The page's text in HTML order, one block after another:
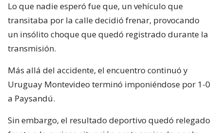
Lo que nadie esperó fue que, un vehículo que
transitaba por la calle decidió frenar, provocando
un insólito choque que quedó registrado durante la
transmisión.
Más allá del accidente, el encuentro continuó y
Uruguay Montevideo terminó imponiéndose por 1-0
a Paysandú.
Sin embargo, el resultado deportivo quedó relegado